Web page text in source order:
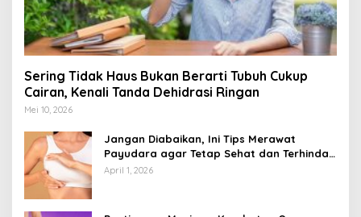
Sering Tidak Haus Bukan Berarti Tubuh Cukup
Cairan, Kenali Tanda Dehidrasi Ringan
Mei 10, 2026
Jangan Diabaikan, Ini Tips Merawat
Payudara agar Tetap Sehat dan Terhindar
dari Risiko Penyakit
April 1, 2026